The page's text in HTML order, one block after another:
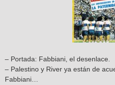
– Portada: Fabbiani, el desenlace.
– Palestino y River ya están de
Fabbiani…